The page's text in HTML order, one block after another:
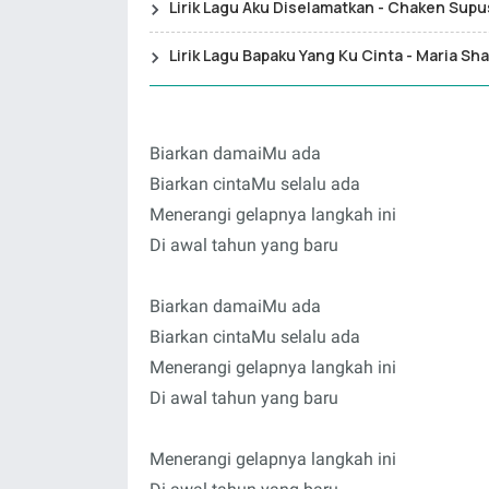
Lirik Lagu Aku Diselamatkan - Chaken
Lirik Lagu Bapaku Yang Ku Cinta - Maria
Biarkan damaiMu ada
Biarkan cintaMu selalu ada
Menerangi gelapnya langkah ini
Di awal tahun yang baru
Biarkan damaiMu ada
Biarkan cintaMu selalu ada
Menerangi gelapnya langkah ini
Di awal tahun yang baru
Menerangi gelapnya langkah ini